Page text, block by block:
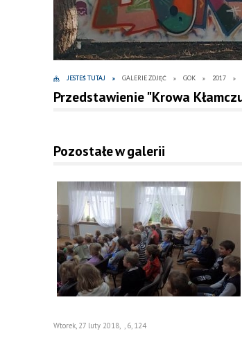
JESTEŚ TUTAJ GALERIE ZDJĘĆ GOK 2017
Przedstawienie "Krowa
Pozostałe w galerii
Wtorek, 27 luty 2018, , 6, 124